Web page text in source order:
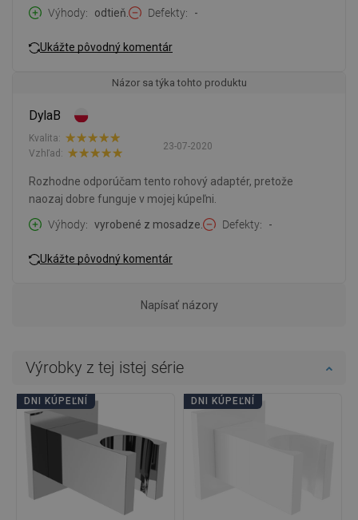
Výhody
odtieň. Defekty -
Ukážte pôvodný komentár
Názor sa týka tohto produktu
DylaB
23-07-2020
Kvalita:
Vzhľad:
Rozhodne odporúčam tento rohový adaptér, pretože
naozaj dobre funguje v mojej kúpeľni.
Výhody
vyrobené z mosadze. Defekty -
Ukážte pôvodný komentár
Napísať názory
Výrobky z tej istej série
DNI KÚPEĽNÍ DNI KÚPEĽNÍ